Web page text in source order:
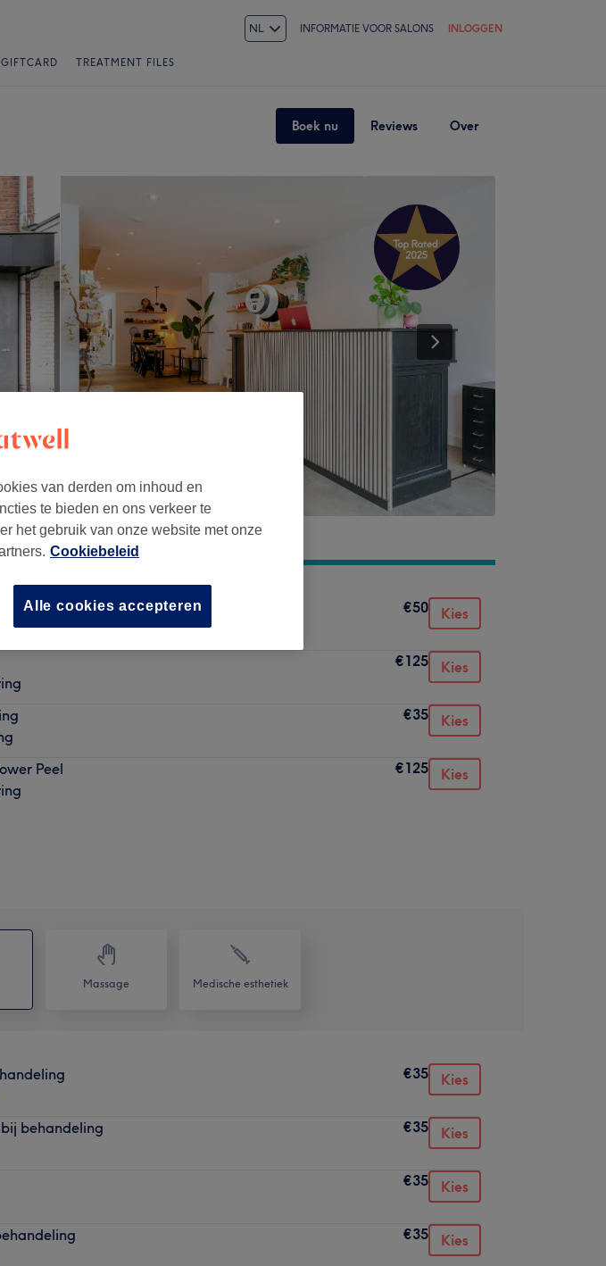
NL INFORMATIE VOOR SALONS INLOGGEN
GIFTCARD TREATMENT FILES
Boek nu Reviews Over
Peel bij behandeling
€50 Kies
€125 Kies
€35 Kies
Peel
€125 Kies
Massage Medische esthetiek
€35 Kies
behandeling
€35 Kies
€35 Kies
€35 Kies
van derden om inhoud en
te bieden en ons verkeer te
het gebruik van onze website met onze
Cookiebeleid
Alle cookies accepteren